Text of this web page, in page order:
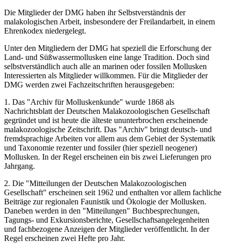
Die Mitglieder der DMG haben ihr Selbstverständnis der
malakologischen Arbeit, insbesondere der Freilandarbeit, in einem
Ehrenkodex niedergelegt.
Unter den Mitgliedern der DMG hat speziell die Erforschung der
Land- und Süßwassermollusken eine lange Tradition. Doch sind
selbstverständlich auch alle an marinen oder fossilen Mollusken
Interessierten als Mitglieder willkommen. Für die Mitglieder der
DMG werden zwei Fachzeitschriften herausgegeben:
1. Das "Archiv für Molluskenkunde" wurde 1868 als
Nachrichtsblatt der Deutschen Malakozoologischen Gesellschaft
gegründet und ist heute die älteste ununterbrochen erscheinende
malakozoologische Zeitschrift. Das "Archiv" bringt deutsch- und
fremdsprachige Arbeiten vor allem aus dem Gebiet der Systematik
und Taxonomie rezenter und fossiler (hier speziell neogener)
Mollusken. In der Regel erscheinen ein bis zwei Lieferungen pro
Jahrgang.
2. Die "Mitteilungen der Deutschen Malakozoologischen
Gesellschaft" erscheinen seit 1962 und enthalten vor allem fachliche
Beiträge zur regionalen Faunistik und Ökologie der Mollusken.
Daneben werden in den "Mitteilungen" Buchbesprechungen,
Tagungs- und Exkursionsberichte, Gesellschaftsangelegenheiten
und fachbezogene Anzeigen der Mitglieder veröffentlicht. In der
Regel erscheinen zwei Hefte pro Jahr.